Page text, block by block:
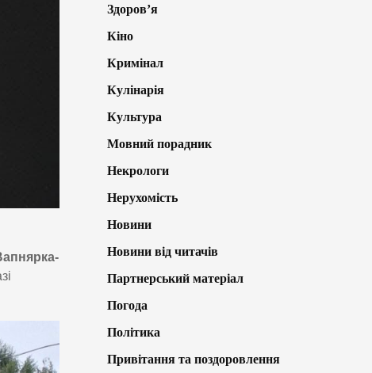
Здоров’я
Кіно
Кримінал
Кулінарія
Культура
Мовний порадник
Некрологи
Нерухомість
Новини
Новини від читачів
Партнерський матеріал
Погода
Політика
Привітання та поздоровлення